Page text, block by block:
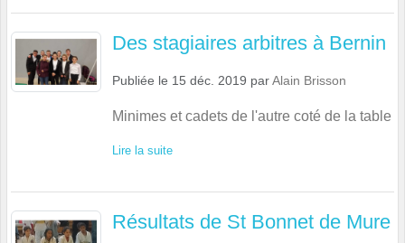
Des stagiaires arbitres à Bernin
Publiée le 15 déc. 2019 parAlain Brisson
Minimes et cadets de l'autre coté de la table
Lire la suite
Résultats de St Bonnet de Mure